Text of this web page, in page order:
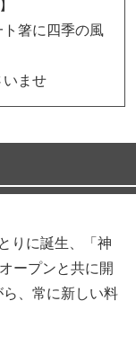
箸に四季の風
ませ
りに誕生、「神
ープンと共に開
、常に新しい料